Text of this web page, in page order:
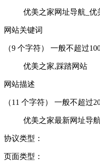
优美之家网址导航_优
网站关键词
（9 个字符） 一般不超过
优美之家,踩踏网站
网站描述
（11 个字符） 一般不超过
优美之家最新网址导航
协议类型：
页面类型：